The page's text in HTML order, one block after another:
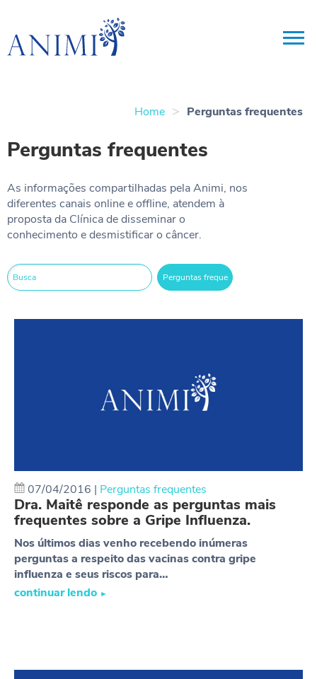
Home > Perguntas frequentes
Perguntas frequentes
As informações compartilhadas pela Animi, nos
diferentes canais online e offline, atendem à
proposta da Clínica de disseminar o
conhecimento e desmistificar o câncer.
07/04/2016 | Perguntas frequentes
Dra. Maitê responde as perguntas mais
frequentes sobre a Gripe Influenza.
Nos últimos dias venho recebendo inúmeras
perguntas a respeito das vacinas contra gripe
influenza e seus riscos para…
continuar lendo ►